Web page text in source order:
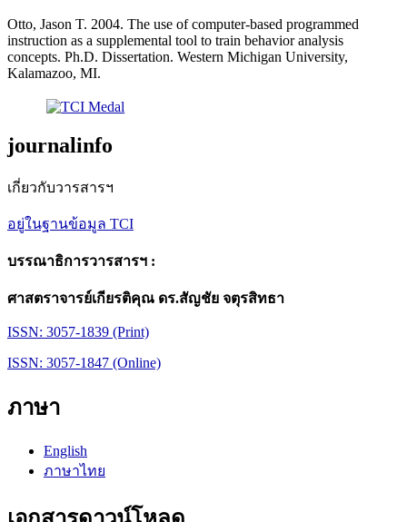
Otto, Jason T. 2004. The use of computer-based programmed
instruction as a supplemental tool to train behavior analysis
concepts. Ph.D. Dissertation. Western Michigan University,
Kalamazoo, MI.
journalinfo
เกี่ยวกับวารสารฯ
อยู่ในฐานข้อมูล TCI
บรรณาธิการวารสารฯ :
ศาสตราจารย์เกียรติคุณ ดร.สัญชัย จตุรสิทธา
ISSN: 3057-1839 (Print)
ISSN: 3057-1847 (Online)
ภาษา
English
ภาษาไทย